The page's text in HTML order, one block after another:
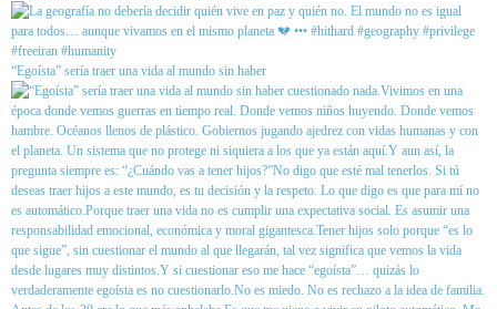
“Egoísta” sería traer una vida al mundo sin haber